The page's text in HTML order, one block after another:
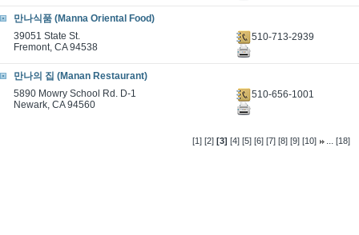
만나식품 (Manna Oriental Food)
39051 State St.
Fremont, CA 94538
510-713-2939
만나의 집 (Manan Restaurant)
5890 Mowry School Rd. D-1
Newark, CA 94560
510-656-1001
[1] [2] [3] [4] [5] [6] [7] [8] [9] [10] ...[18]